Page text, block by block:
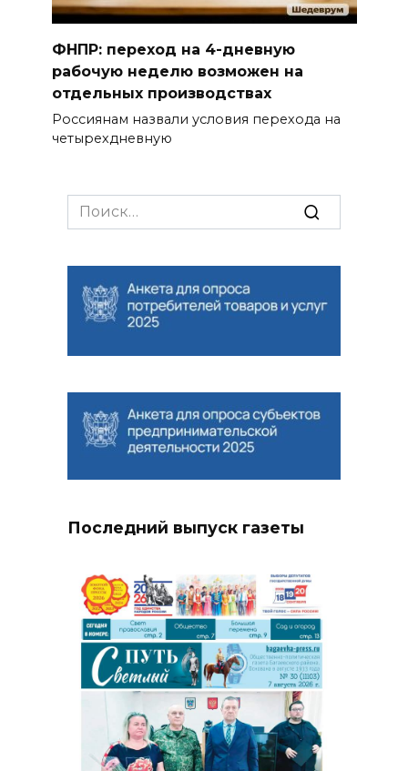
ФНПР: переход на 4-дневную
рабочую неделю возможен на
отдельных производствах
Россиянам назвали условия перехода на
четырехдневную
Search
for:
Последний выпуск газеты